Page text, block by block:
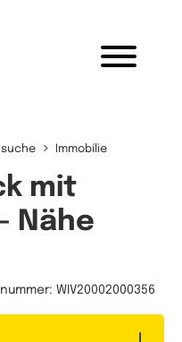
Immobilie
mit
Nähe
WIV20002000356